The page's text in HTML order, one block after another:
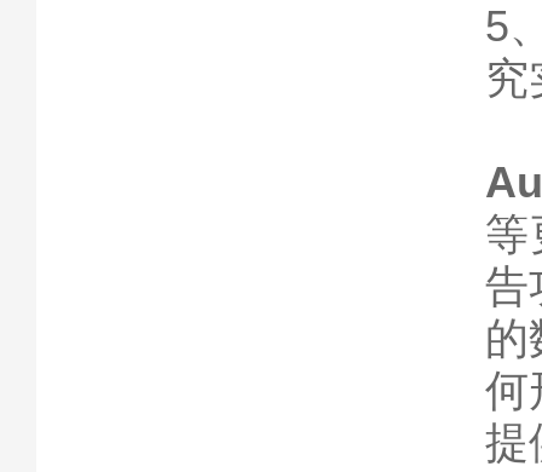
5
究
等
告
的
何
提